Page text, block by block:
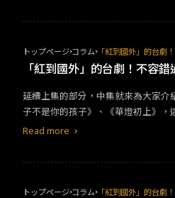
子》的校園愛情偶像劇，台版部分由
主演，該劇成為劃分台灣電視史上重
電視史上的定位，而劇中主角F4在
日、韓、台、泰，每個版本都會掀起
聲勢推到最高點！此劇可翻拍成五個
トップページ コラム 「紅到國外」的台劇
「紅到國外」的台劇！不容
延續上集的部分，中集就來為大家介
子不是你的孩子》、《華燈初上》，這
編自作家江鵝的同名散文，故事背景
也同樣不俗，更獲得 2021 東京國際
Read more
トップページ コラム 「紅到國外」的台劇